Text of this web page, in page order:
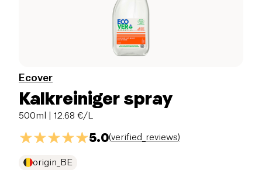
Ecover
Kalkreiniger spray
500ml | 12.68 €/L
5.0(verified_reviews)
origin_BE